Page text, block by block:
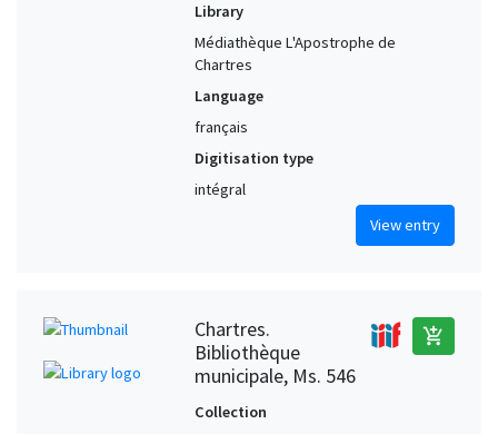
Library
Médiathèque L'Apostrophe de
Chartres
Language
français
Digitisation type
intégral
View entry
Chartres.
Bibliothèque
municipale, Ms. 546
add_shopping_cart
Collection